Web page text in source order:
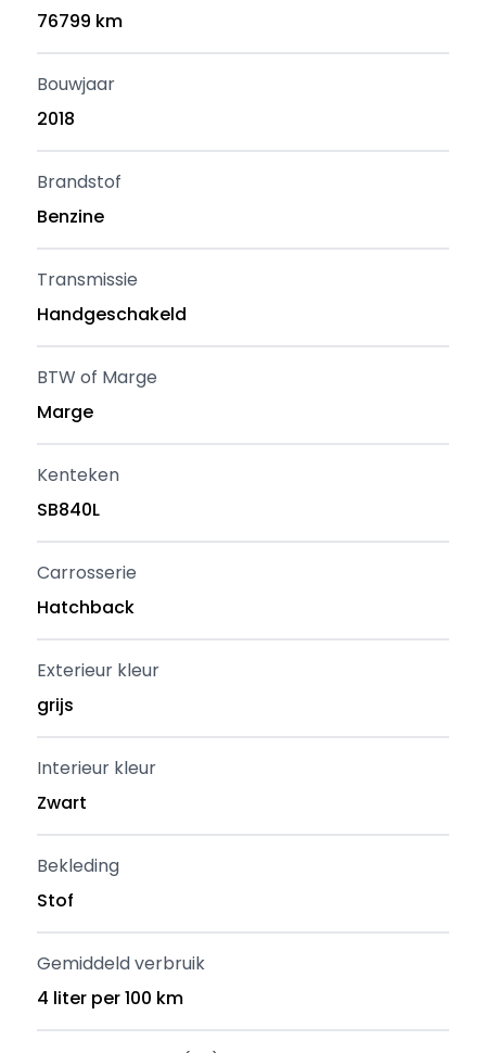
76799 km
Bouwjaar
2018
Brandstof
Benzine
Transmissie
Handgeschakeld
BTW of Marge
Marge
Kenteken
SB840L
Carrosserie
Hatchback
Exterieur kleur
grijs
Interieur kleur
Zwart
Bekleding
Stof
Gemiddeld verbruik
4 liter per 100 km